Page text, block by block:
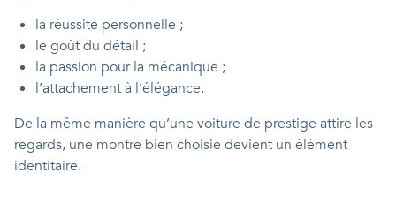
la réussite personnelle ;
le goût du détail ;
la passion pour la mécanique ;
l’attachement à l’élégance.
De la même manière qu’une voiture de prestige attire les
regards, une montre bien choisie devient un élément
identitaire.